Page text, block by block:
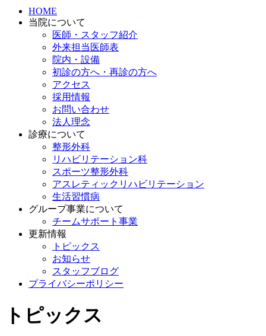
HOME
当院について
医師・スタッフ紹介
外来担当医師表
院内・設備
初診の方へ・再診の方へ
アクセス
採用情報
お問い合わせ
法人理念
診療について
整形外科
リハビリテーション科
スポーツ整形外科
アスレティックリハビリテーション
生活習慣病
グループ事業について
チームサポート事業
更新情報
トピックス
お知らせ
スタッフブログ
プライバシーポリシー
トピックス